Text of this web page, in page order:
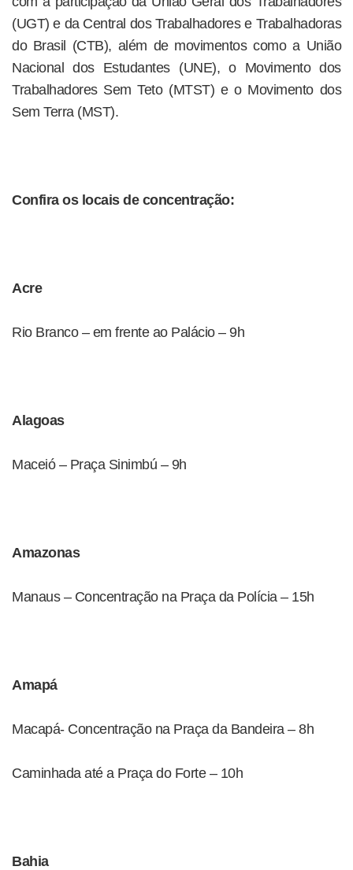
(UGT) e da Central dos Trabalhadores e Trabalhadoras
do Brasil (CTB), além de movimentos como a União
Nacional dos Estudantes (UNE), o Movimento dos
Trabalhadores Sem Teto (MTST) e o Movimento dos
Sem Terra (MST).
Confira os locais de concentração:
Acre
Rio Branco – em frente ao Palácio – 9h
Alagoas
Maceió – Praça Sinimbú – 9h
Amazonas
Manaus – Concentração na Praça da Polícia – 15h
Amapá
Macapá- Concentração na Praça da Bandeira – 8h
Caminhada até a Praça do Forte – 10h
Bahia